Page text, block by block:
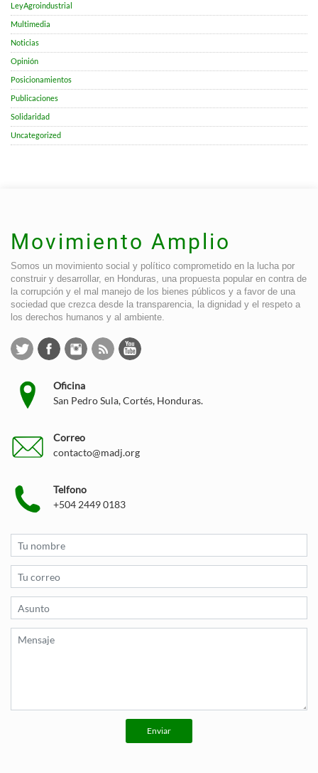
LeyAgroindustrial
Multimedia
Noticias
Opinión
Posicionamientos
Publicaciones
Solidaridad
Uncategorized
Movimiento Amplio
Somos un movimiento social y político comprometido en la lucha por
construir y desarrollar, en Honduras, una propuesta popular en contra de
la corrupción y el mal manejo de los bienes públicos y a favor de una
sociedad que crezca desde la transparencia, la dignidad y el respeto a
los derechos humanos y al ambiente.
Oficina
San Pedro Sula, Cortés, Honduras.
Correo
contacto@madj.org
Telfono
+504 2449 0183
Enviar